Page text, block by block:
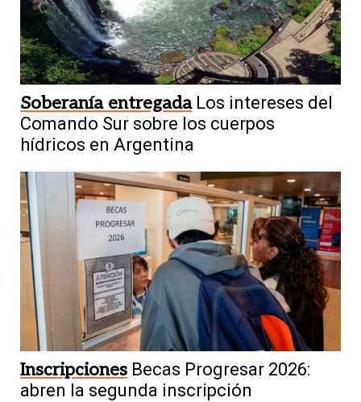
Soberanía entregada Los intereses del
Comando Sur sobre los cuerpos
hídricos en Argentina
Inscripciones Becas Progresar 2026:
abren la segunda inscripción